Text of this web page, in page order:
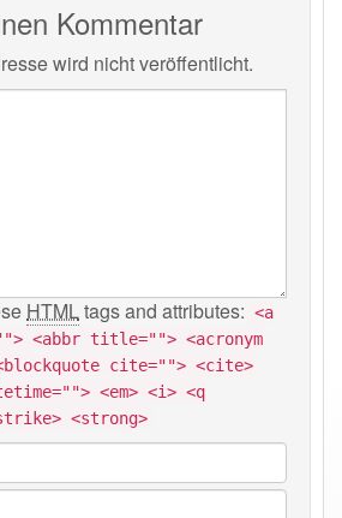
Kommentar
wird nicht veröffentlicht.
HTMLtags and attributes: <a
<abbr title=""> <acronym
cite=""> <cite>
<em> <i> <q
<strong>